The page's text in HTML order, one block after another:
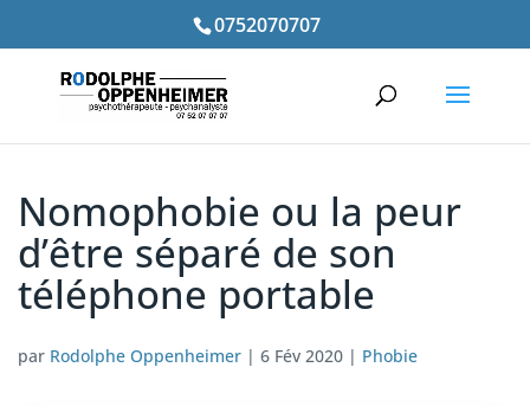
0752070707
Nomophobie ou la peur
d’être séparé de son
téléphone portable
par Rodolphe Oppenheimer | 6 Fév 2020 | Phobie